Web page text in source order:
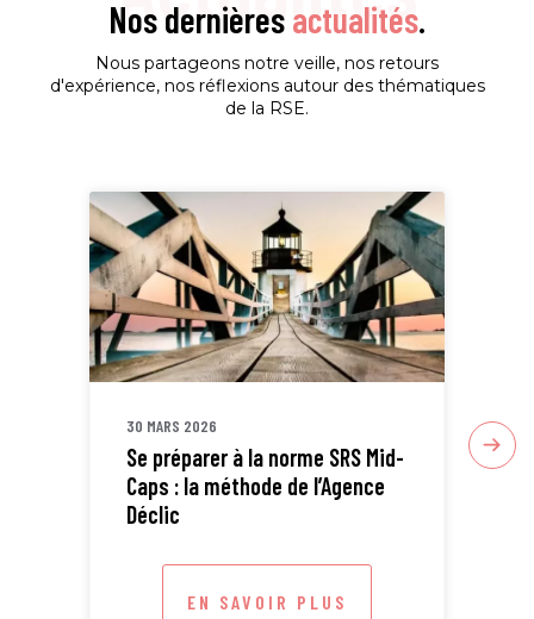
Nos dernièresactualités.
Nous partageons notre veille, nos retours
d'expérience, nos réflexions autour des thématiques
de la RSE.
30 MARS 2026
Se préparer à la norme SRS Mid-
Caps : la méthode de l’Agence
Déclic
EN SAVOIR PLUS
30